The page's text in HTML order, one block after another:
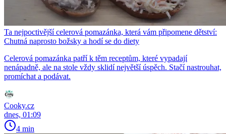
Ta nejpoctivější celerová pomazánka, která vám připomene dětství:
Chutná naprosto božsky a hodí se do diety
Celerová pomazánka patří k těm receptům, které vypadají
nenápadně, ale na stole vždy sklidí největší úspěch. Stačí nastrouhat,
promíchat a podávat.
Cooky.cz
dnes, 01:09
4 min